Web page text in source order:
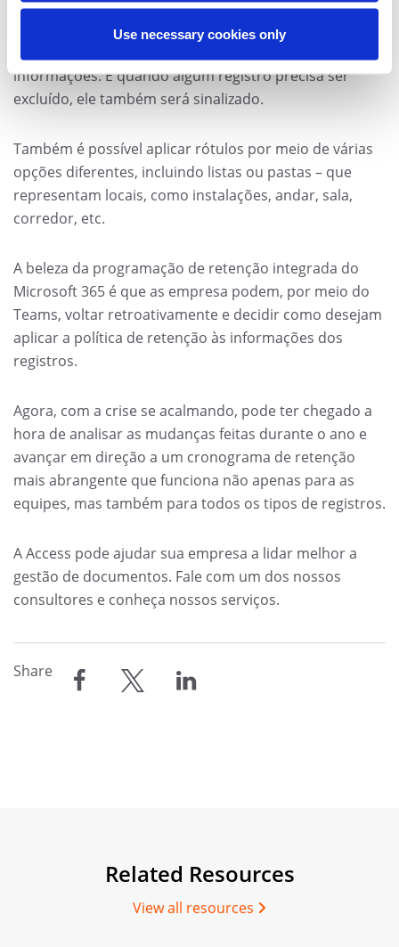
Use necessary cookies only
Share
regras da empresa. A solução também ajuda a
identificar quando uma cópia está circulando e
informações. E quando algum registro precisa ser
excluído, ele também será sinalizado.
Também é possível aplicar rótulos por meio de várias
opções diferentes, incluindo listas ou pastas – que
representam locais, como instalações, andar, sala,
corredor, etc.
A beleza da programação de retenção integrada do
Microsoft 365 é que as empresa podem, por meio do
Teams, voltar retroativamente e decidir como desejam
aplicar a política de retenção às informações dos
registros.
Agora, com a crise se acalmando, pode ter chegado a
hora de analisar as mudanças feitas durante o ano e
avançar em direção a um cronograma de retenção
mais abrangente que funciona não apenas para as
equipes, mas também para todos os tipos de registros.
A Access pode ajudar sua empresa a lidar melhor a
gestão de documentos. Fale com um dos nossos
consultores e conheça nossos serviços.
Related Resources
View all resources